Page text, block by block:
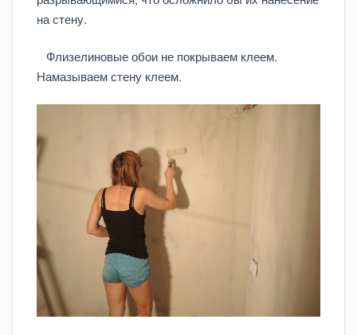
на стену.
Флизелиновые обои не покрываем клеем.
Намазываем стену клеем.